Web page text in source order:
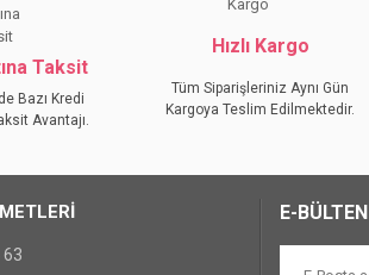
Taksit
Bazı Kredi
Avantajı.
Hızlı Kargo
Tüm Siparişleriniz Aynı Gün
Kargoya Teslim Edilmektedir.
63
E-BÜLTEN